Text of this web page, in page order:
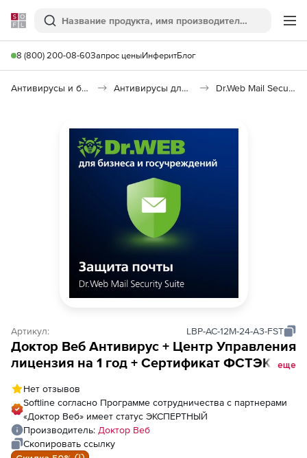
Softline
Поиск
8 (800) 200-08-60Запрос ценыИнферитБлог
Антивирусы и безопасность Антивирусы для организаций Dr.Web Mail Security Suite
Артикул: LBP-AC-12M-24-A3-FST
Доктор Веб Антивирус + Центр Управления
лицензия на 1 год + Сертификат ФСТЭК на
еще
Нет отзывов
Softline согласно Программе сотрудничества с партнерами
«Доктор Веб» имеет статус ЭКСПЕРТНЫЙ
Производитель: Доктор Веб
Скопировать ссылку